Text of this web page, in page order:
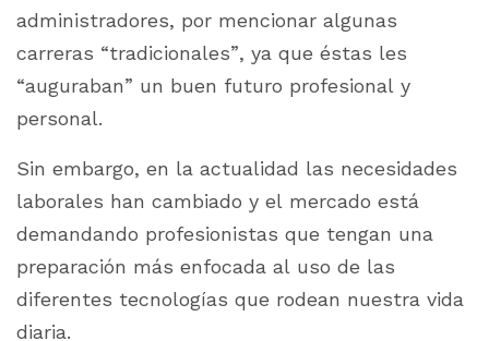
administradores, por mencionar algunas
carreras “tradicionales”, ya que éstas les
“auguraban” un buen futuro profesional y
personal.
Sin embargo, en la actualidad las necesidades
laborales han cambiado y el mercado está
demandando profesionistas que tengan una
preparación más enfocada al uso de las
diferentes tecnologías que rodean nuestra vida
diaria.